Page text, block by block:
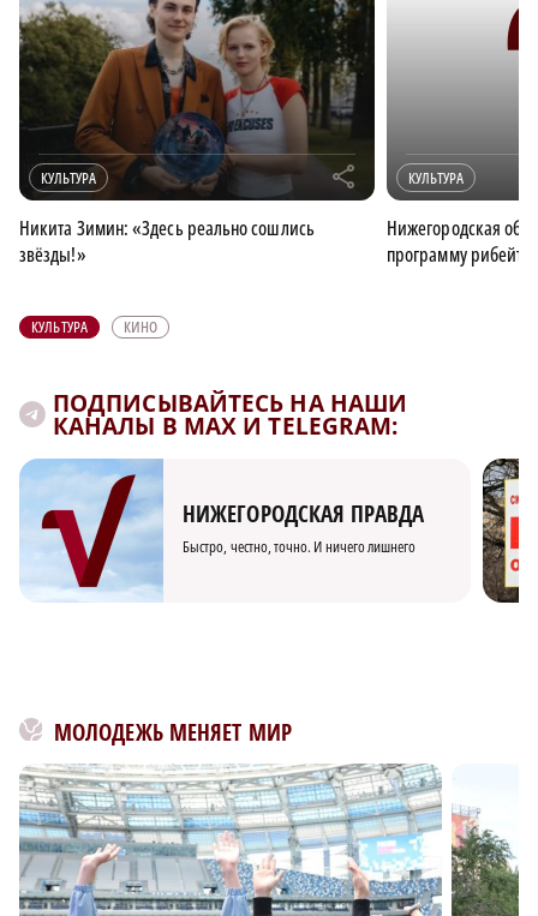
КУЛЬТУРА r
Никита Зимин: «Здесь реально сошлись
звёзды!»
КУЛЬТУРА
Нижегородская
программу
КУЛЬТУРА КИНО
ПОДПИСЫВАЙТЕСЬ НА НАШИ
КАНАЛЫ В MAX И TELEGRAM:
НИЖЕГОРОДСКАЯ ПРАВДА
Быстро, честно, точно. И ничего лишнего
МОЛОДЕЖЬ МЕНЯЕТ МИР